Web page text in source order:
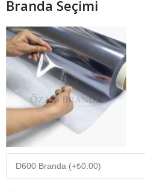
Branda Seçimi